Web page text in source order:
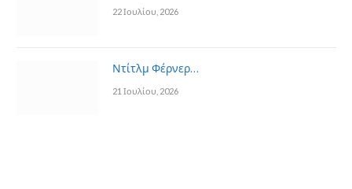
22 Ιουλίου, 2026
Ντίτλμ Φέρνερ…
21 Ιουλίου, 2026